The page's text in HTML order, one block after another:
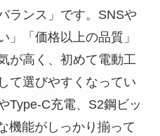
ランス」です。SNSや
」「価格以上の品質」
が高く、初めて電動工
て選びやすくなってい
Type-C充電、S2鋼ビッ
機能がしっかり揃って